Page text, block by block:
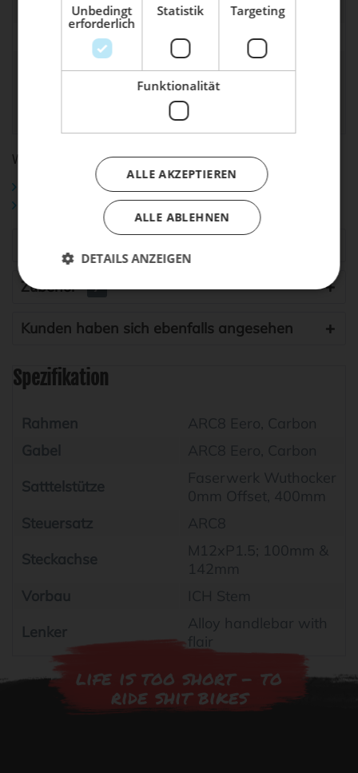
Rahmengröße:
L, M, S, XL
ARC8
MK Bicycles GmbH,
Krugbäckerstraße 16,
56424 Mogendorf,
info@mk-bicycles.de
WEITERFÜHRENDE LINKS ZU "EERO FRAMESET"
Fragen zum Artikel?
Weitere Artikel von ARC8
Zubehör 7
Kunden haben sich ebenfalls angesehen
Spezifikation
Rahmen
ARC8 Eero, Carbon
Satttelstütze
Faserwerk Wuthocker
0mm Offset, 400mm
Steckachse
M12xP1.5; 100mm &
142mm
Lenker
Alloy handlebar with
flair
Dein Bike braucht Service, Wartung
oder ein Update?
Buche dir jetzt deinen Termin.
life is too short - to
ride shit bikes
Unbedingt
erforderlich
Statistik Targeting
Funktionalität
ALLE AKZEPTIEREN
ALLE ABLEHNEN
DETAILS ANZEIGEN